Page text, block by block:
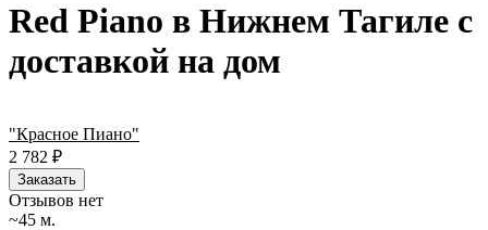
Red Piano в Нижнем Тагиле с
доставкой на дом
"Красное Пиано"
2 782 ₽
Заказать
Отзывов нет
~45 м.